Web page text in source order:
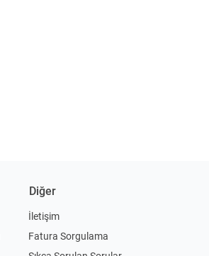
Diğer
İletişim
Fatura Sorgulama